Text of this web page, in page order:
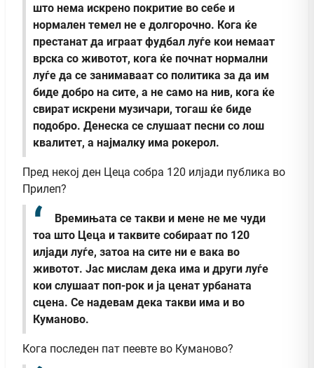
што нема искрено покритие во себе и
нормален темел не е долгорочно. Кога ќе
престанат да играат фудбал луѓе кои немаат
врска со животот, кога ќе почнат нормални
луѓе да се занимаваат со политика за да им
биде добро на сите, а не само на нив, кога ќе
свират искрени музичари, тогаш ќе биде
подобро. Денеска се слушаат песни со лош
квалитет, а најмалку има рокерол.
Пред некој ден Цеца собра 120 илјади публика во
Прилеп?
Времињата се такви и мене не ме чуди
тоа што Цеца и таквите собираат по 120
илјади луѓе, затоа на сите ни е вака во
животот. Јас мислам дека има и други луѓе
кои слушаат поп-рок и ја ценат урбаната
сцена. Се надевам дека такви има и во
Куманово.
Кога последен пат пеевте во Куманово?